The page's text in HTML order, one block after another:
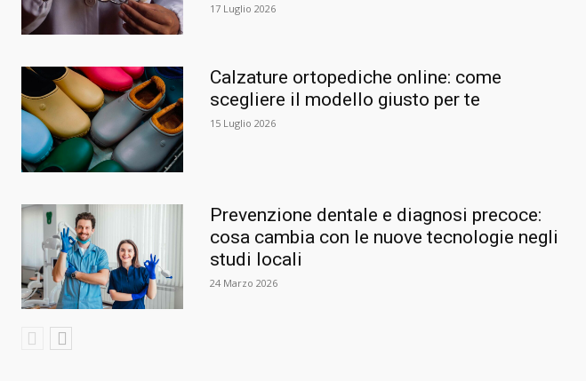
17 Luglio 2026
Calzature ortopediche online: come
scegliere il modello giusto per te
15 Luglio 2026
Prevenzione dentale e diagnosi precoce:
cosa cambia con le nuove tecnologie negli
studi locali
24 Marzo 2026